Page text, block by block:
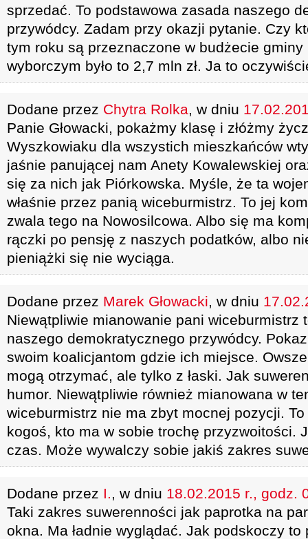
sprzedać. To podstawowa zasada naszego
przywódcy. Zadam przy okazji pytanie. Czy
tym roku są przeznaczone w budżecie
wyborczym było to 2,7 mln zł. Ja to
Dodane przez Chytra Rolka, w dniu
Panie Głowacki, pokażmy klasę i złóżmy
Wyszkowiaku dla wszystich mieszkańców
jaśnie panującej nam Anety Kowalewskiej
się za nich jak Piórkowska. Myśle, że ta
właśnie przez panią wiceburmistrz. To jej
zwala tego na Nowosilcowa. Albo się ma
rączki po pensję z naszych podatków, albo
pieniążki się nie wyciąga.
Dodane przez Marek Głowacki, w dniu
Niewątpliwie mianowanie pani wiceburmistrz
naszego demokratycznego przywódcy.
swoim koalicjantom gdzie ich miejsce.
mogą otrzymać, ale tylko z łaski. Jak
humor. Niewątpliwie również mianowana w
wiceburmistrz nie ma zbyt mocnej pozycji.
kogoś, kto ma w sobie trochę przyzwoitości.
czas. Może wywalczy sobie jakiś zakres
Dodane przez I., w dniu 18.02.2015 r., godz.
Taki zakres suwerenności jak paprotka na
okna. Ma ładnie wyglądać. Jak podskoczy